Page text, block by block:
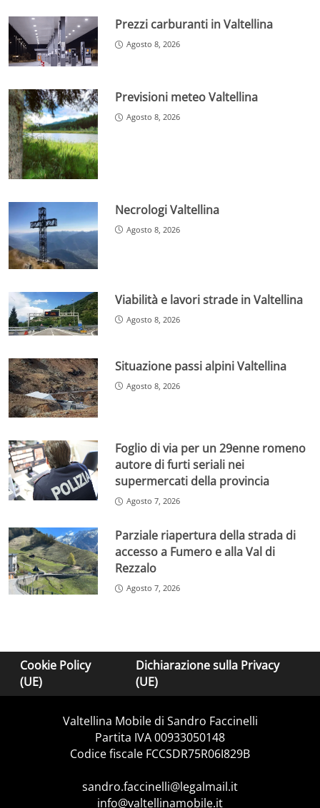
Prezzi carburanti in Valtellina
Agosto 8, 2026
Previsioni meteo Valtellina
Agosto 8, 2026
Necrologi Valtellina
Agosto 8, 2026
Viabilità e lavori strade in Valtellina
Agosto 8, 2026
Situazione passi alpini Valtellina
Agosto 8, 2026
Foglio di via per un 29enne romeno
autore di furti seriali nei
supermercati della provincia
Agosto 7, 2026
Parziale riapertura della strada di
accesso a Fumero e alla Val di
Rezzalo
Agosto 7, 2026
Cookie Policy
(UE)
Dichiarazione sulla Privacy
(UE)
Valtellina Mobile di Sandro Faccinelli
Partita IVA 00933050148
Codice fiscale FCCSDR75R06I829B
sandro.faccinelli@legalmail.it
info@valtellinamobile.it